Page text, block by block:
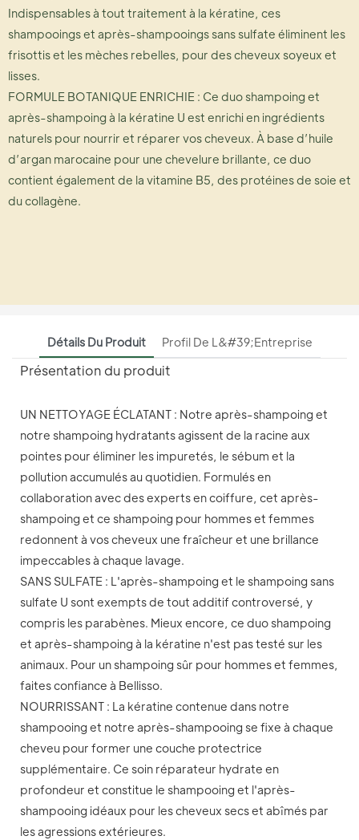
Indispensables à tout traitement à la kératine, ces
shampooings et après-shampooings sans sulfate éliminent les
frisottis et les mèches rebelles, pour des cheveux soyeux et
lisses.
FORMULE BOTANIQUE ENRICHIE : Ce duo shampoing et
après-shampoing à la kératine U est enrichi en ingrédients
naturels pour nourrir et réparer vos cheveux. À base d’huile
d’argan marocaine pour une chevelure brillante, ce duo
contient également de la vitamine B5, des protéines de soie et
du collagène.
Détails Du Produit Profil De L&#39;entreprise
Présentation du produit
UN NETTOYAGE ÉCLATANT : Notre après-shampoing et
notre shampoing hydratants agissent de la racine aux
pointes pour éliminer les impuretés, le sébum et la
pollution accumulés au quotidien. Formulés en
collaboration avec des experts en coiffure, cet après-
shampoing et ce shampoing pour hommes et femmes
redonnent à vos cheveux une fraîcheur et une brillance
impeccables à chaque lavage.
SANS SULFATE : L'après-shampoing et le shampoing sans
sulfate U sont exempts de tout additif controversé, y
compris les parabènes. Mieux encore, ce duo shampoing
et après-shampoing à la kératine n'est pas testé sur les
animaux. Pour un shampoing sûr pour hommes et femmes,
faites confiance à Bellisso.
NOURRISSANT : La kératine contenue dans notre
shampooing et notre après-shampooing se fixe à chaque
cheveu pour former une couche protectrice
supplémentaire. Ce soin réparateur hydrate en
profondeur et constitue le shampooing et l'après-
shampooing idéaux pour les cheveux secs et abîmés par
les agressions extérieures.